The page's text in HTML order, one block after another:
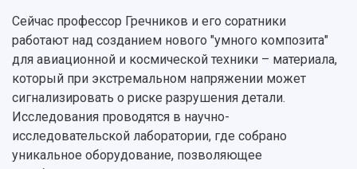
Сейчас профессор Гречников и его соратники
работают над созданием нового "умного композита"
для авиационной и космической техники – материала,
который при экстремальном напряжении может
сигнализировать о риске разрушения детали.
Исследования проводятся в научно-
исследовательской лаборатории, где собрано
уникальное оборудование, позволяющее